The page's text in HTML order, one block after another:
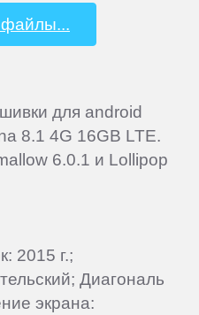
файлы...
для android
8.1 4G 16GB LTE.
6.0.1 и Lollipop
2015 г.;
Диагональ
экрана: